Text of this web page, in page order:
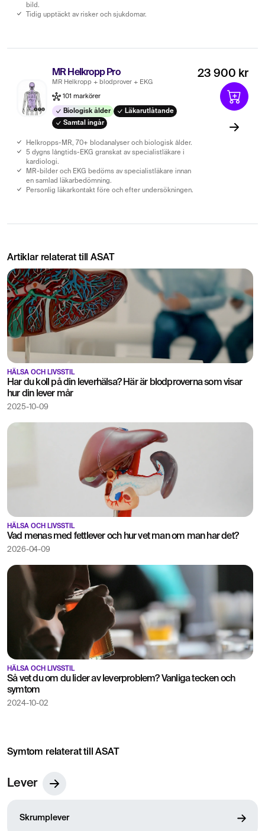
bild.
Tidig upptäckt av risker och sjukdomar.
MR Helkropp Pro
MR Helkropp + blodprover + EKG
101 markörer
Biologisk ålder
Läkarutlåtande
Samtal ingår
Helkropps-MR, 70+ blodanalyser och biologisk ålder.
5 dygns långtids-EKG granskat av specialistläkare i
kardiologi.
MR-bilder och EKG bedöms av specialistläkare innan
en samlad läkarbedömning.
Personlig läkarkontakt före och efter undersökningen.
23 900 kr
Artiklar relaterat till ASAT
HÄLSA OCH LIVSSTIL
Har du koll på din leverhälsa? Här är blodproverna som visar
hur din lever mår
2025-10-09
HÄLSA OCH LIVSSTIL
Vad menas med fettlever och hur vet man om man har det?
2026-04-09
HÄLSA OCH LIVSSTIL
Så vet du om du lider av leverproblem? Vanliga tecken och
symtom
2024-10-02
Symtom relaterat till ASAT
Lever
Skrumplever